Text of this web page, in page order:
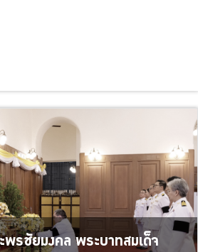
พรชัยมงคล พระบาทสมเด็จ